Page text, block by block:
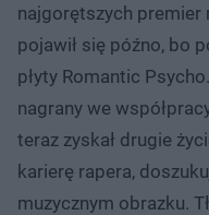
najgorętszych premier
pojawił się późno, bo
płyty Romantic
nagrany we
teraz zyskał drugie
karierę rapera,
muzycznym obrazku.